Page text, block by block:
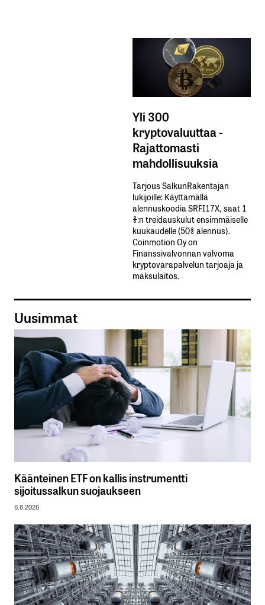
Yli 300
kryptovaluuttaa -
Rajattomasti
mahdollisuuksia
Tarjous SalkunRakentajan
lukijoille: Käyttämällä​ ​
alennuskoodia​ ​SRFI17X,​ ​saat​ ​1
%:n treidauskulut​ ​ensimmäiselle​ ​
kuukaudelle​ ​(50%​ ​alennus).
Coinmotion Oy on
Finanssivalvonnan valvoma
kryptovarapalvelun tarjoaja ja
maksulaitos.
Uusimmat
Käänteinen ETF on kallis instrumentti
sijoitussalkun suojaukseen
6.8.2026